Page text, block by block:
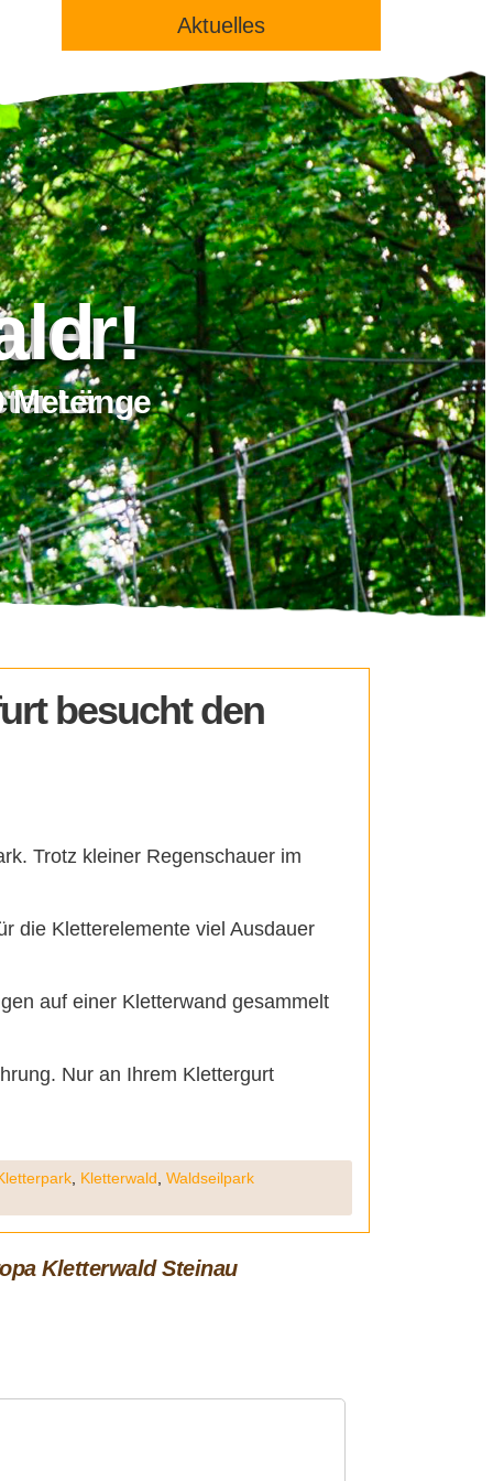
Aktuelles
ca. 800 Meter Länge
Meter
besucht den
Trotz kleiner Regenschauer im
die Kletterelemente viel Ausdauer
auf einer Kletterwand gesammelt
Nur an Ihrem Klettergurt
Kletterwald Waldseilpark
Kletterwald Steinau